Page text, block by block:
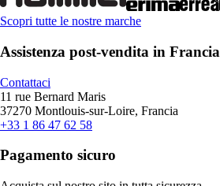
Scopri tutte le nostre marche
Assistenza post-vendita in Francia
Contattaci
11 rue Bernard Maris
37270 Montlouis-sur-Loire, Francia
+33 1 86 47 62 58
Pagamento sicuro